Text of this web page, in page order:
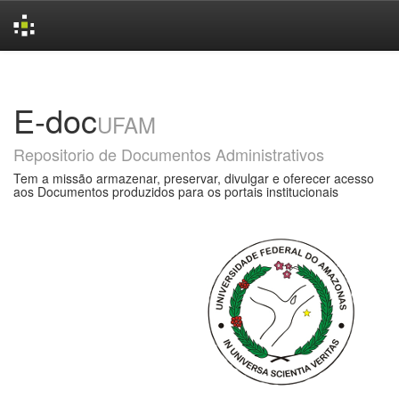
E-docUFAM
Repositorio de Documentos Administrativos
Tem a missão armazenar, preservar, divulgar e oferecer acesso
aos Documentos produzidos para os portais institucionais